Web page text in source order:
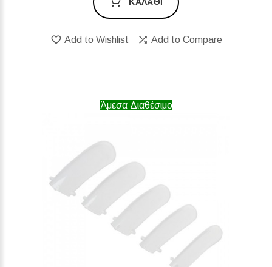
Add to Wishlist Add to Compare
Άμεσα Διαθέσιμο